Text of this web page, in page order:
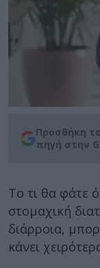
Προσθήκη
πηγή στην
Το τι θα φάτε
στομαχική
διάρροια,
κάνει